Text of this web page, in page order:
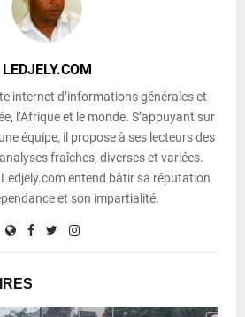
LEDJELY.COM
internet d’informations générales et
l’Afrique et le monde. S’appuyant sur
équipe, il propose à ses lecteurs des
fraîches, diverses et variées.
entend bâtir sa réputation
et son impartialité.